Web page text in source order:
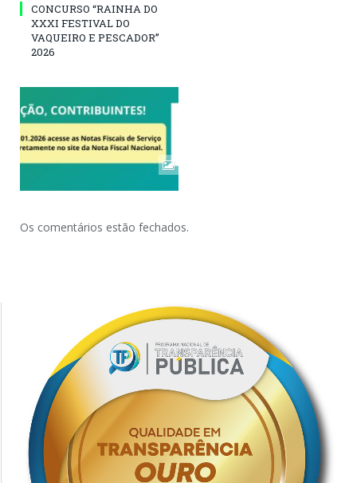
CONCURSO “RAINHA DO
XXXI FESTIVAL DO
VAQUEIRO E PESCADOR”
2026
Os comentários estão fechados.